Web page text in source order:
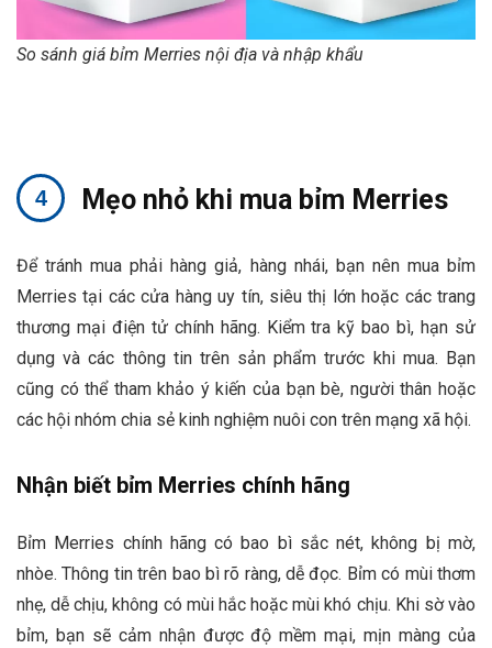
So sánh giá bỉm Merries nội địa và nhập khẩu
Mẹo nhỏ khi mua bỉm Merries
Để tránh mua phải hàng giả, hàng nhái, bạn nên mua bỉm
Merries tại các cửa hàng uy tín, siêu thị lớn hoặc các trang
thương mại điện tử chính hãng. Kiểm tra kỹ bao bì, hạn sử
dụng và các thông tin trên sản phẩm trước khi mua. Bạn
cũng có thể tham khảo ý kiến của bạn bè, người thân hoặc
các hội nhóm chia sẻ kinh nghiệm nuôi con trên mạng xã hội.
Nhận biết bỉm Merries chính hãng
Bỉm Merries chính hãng có bao bì sắc nét, không bị mờ,
nhòe. Thông tin trên bao bì rõ ràng, dễ đọc. Bỉm có mùi thơm
nhẹ, dễ chịu, không có mùi hắc hoặc mùi khó chịu. Khi sờ vào
bỉm, bạn sẽ cảm nhận được độ mềm mại, mịn màng của